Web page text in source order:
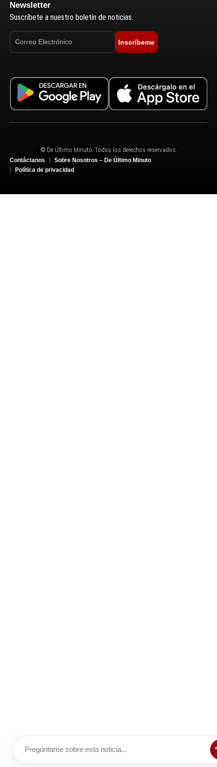
Newsletter
Suscríbete a nuestro boletín de noticias.
Inscríbeme
© De Último Minuto. Todos los derechos reservados.
Contáctanos
Sobre Nosotros – De Último Minuto
Política de privacidad